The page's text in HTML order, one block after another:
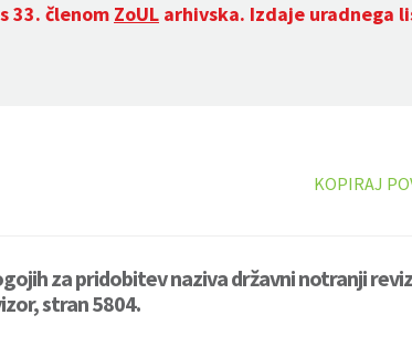
33. členom ZoUL arhivska. Izdaje uradnega
KOPIRAJ
za pridobitev naziva državni notranji
stran 5804.